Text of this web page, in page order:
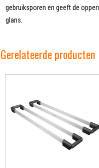
gebruiksporen en geeft de
glans.
Gerelateerde producten